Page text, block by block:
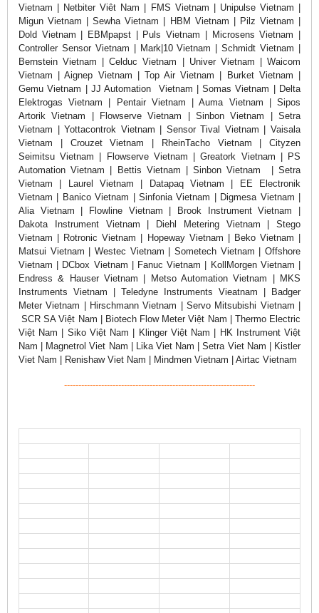
Vietnam | Netbiter Viêt Nam | FMS Vietnam | Unipulse Vietnam |
Migun Vietnam | Sewha Vietnam | HBM Vietnam | Pilz Vietnam |
Dold Vietnam | EBMpapst | Puls Vietnam | Microsens Vietnam |
Controller Sensor Vietnam | Mark|10 Vietnam | Schmidt Vietnam |
Bernstein Vietnam | Celduc Vietnam | Univer Vietnam | Waicom
Vietnam | Aignep Vietnam | Top Air Vietnam | Burket Vietnam |
Gemu Vietnam | JJ Automation Vietnam | Somas Vietnam | Delta
Elektrogas Vietnam | Pentair Vietnam | Auma Vietnam | Sipos
Artorik Vietnam | Flowserve Vietnam | Sinbon Vietnam | Setra
Vietnam | Yottacontrok Vietnam | Sensor Tival Vietnam | Vaisala
Vietnam | Crouzet Vietnam | RheinTacho Vietnam | Cityzen
Seimitsu Vietnam | Flowserve Vietnam | Greatork Vietnam | PS
Automation Vietnam | Bettis Vietnam | Sinbon Vietnam | Setra
Vietnam | Laurel Vietnam | Datapaq Vietnam | EE Electronik
Vietnam | Banico Vietnam | Sinfonia Vietnam | Digmesa Vietnam |
Alia Vietnam | Flowline Vietnam | Brook Instrument Vietnam |
Dakota Instrument Vietnam | Diehl Metering Vietnam | Stego
Vietnam | Rotronic Vietnam | Hopeway Vietnam | Beko Vietnam |
Matsui Vietnam | Westec Vietnam | Sometech Vietnam | Offshore
Vietnam | DCbox Vietnam | Fanuc Vietnam | KollMorgen Vietnam |
Endress & Hauser Vietnam | Metso Automation Vietnam | MKS
Instruments Vietnam | Teledyne Instruments Vieatnam | Badger
Meter Vietnam | Hirschmann Vietnam | Servo Mitsubishi Vietnam |
SCR SA Việt Nam | Biotech Flow Meter Việt Nam | Thermo Electric
Việt Nam | Siko Việt Nam | Klinger Việt Nam | HK Instrument Việt
Nam | Magnetrol Viet Nam | Lika Viet Nam | Setra Viet Nam | Kistler
Viet Nam | Renishaw Viet Nam | Mindmen Vietnam | Airtac Vietnam
-------------------------------------------------------------------